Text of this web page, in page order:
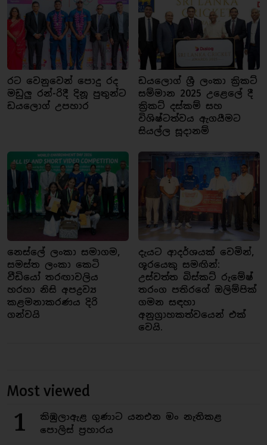
රට වෙනුවෙන් පොදු රද
මඩුලු රන්-රිදී දිනූ පුතුන්ට
ඩයලොග් උපහාර
ඩයලොග් ශ්‍රී ලංකා ක්‍රිකට්
සම්මාන 2025 උළෙලේ දී
ක්‍රිකට් දස්කම් සහ
විශිෂ්ටත්වය ඇගයීමට
සියල්ල සූදානම්
නෙස්ලේ ලංකා සමාගම,
සමස්ත ලංකා කෙටි
වීඩියෝ තරඟාවලිය
හරහා නිසි අපද්‍රව්‍ය
කළමනාකරණය දිරි
ගන්වයි
දැයට ආදර්ශයක් වෙමින්,
ශූරයෙකු සමඟින්:
උස්වත්ත බිස්කට් රුමේෂ්
තරංග පතිරගේ ඔලිම්පික්
ගමන සඳහා
අනුග්‍රාහකත්වයෙන් එක්
වෙයි.
Most viewed
1
කිඹුලාඇළ ගුණාට යනඑන මං නැතිකළ
පොලිස් ප්‍රහාරය